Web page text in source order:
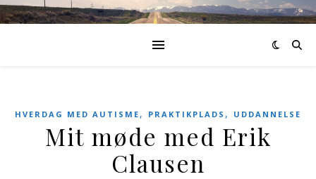
HVERDAG MED AUTISME , PRAKTIKPLADS , UDDANNELSE
Mit møde med Erik
Clausen